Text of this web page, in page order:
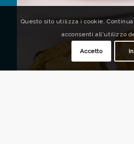
Questo sito utilizza i cookie.
acconsenti all'utilizzo
Accetto